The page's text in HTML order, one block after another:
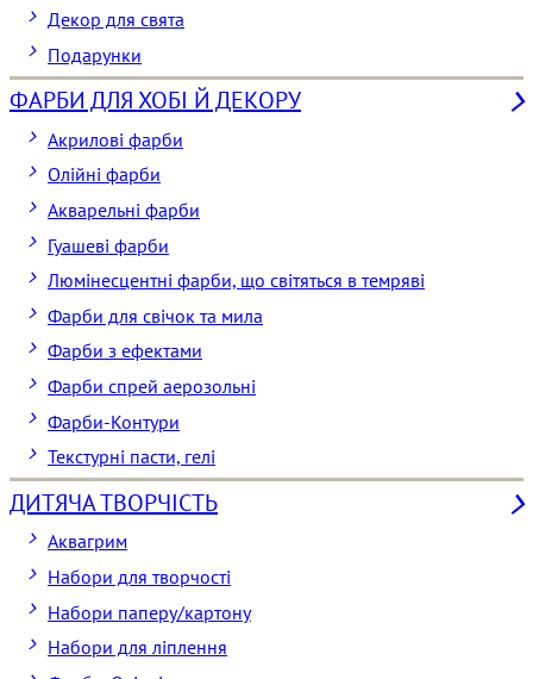
Декор для свята
Подарунки
ФАРБИ ДЛЯ ХОБІ Й ДЕКОРУ
Акрилові фарби
Олійні фарби
Акварельні фарби
Гуашеві фарби
Люмінесцентні фарби, що світяться в темряві
Фарби для свічок та мила
Фарби з ефектами
Фарби спрей аерозольні
Фарби-Контури
Текстурні пасти, гелі
ДИТЯЧА ТВОРЧІСТЬ
Аквагрим
Набори для творчості
Набори паперу/картону
Набори для ліплення